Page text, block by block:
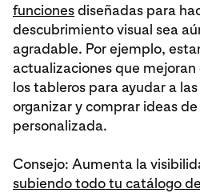
funcionesdiseñadas para
descubrimiento visual sea
agradable. Por ejemplo,
actualizaciones que
los tableros para ayudar a
organizar y comprar ideas
personalizada.
Consejo: Aumenta la
subiendo todo tu catálogo